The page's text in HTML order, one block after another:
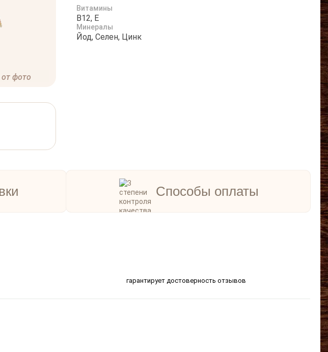
фото
Витамины
B12, E
Минералы
Йод, Селен, Цинк
Способы оплаты
гарантирует достоверность отзывов